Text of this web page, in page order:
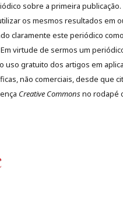
sobre a primeira
os mesmos resultados em
claramente este periódico
virtude de sermos um
uso gratuito dos artigos em
não comerciais, desde que
Creative Commonsno rodapé